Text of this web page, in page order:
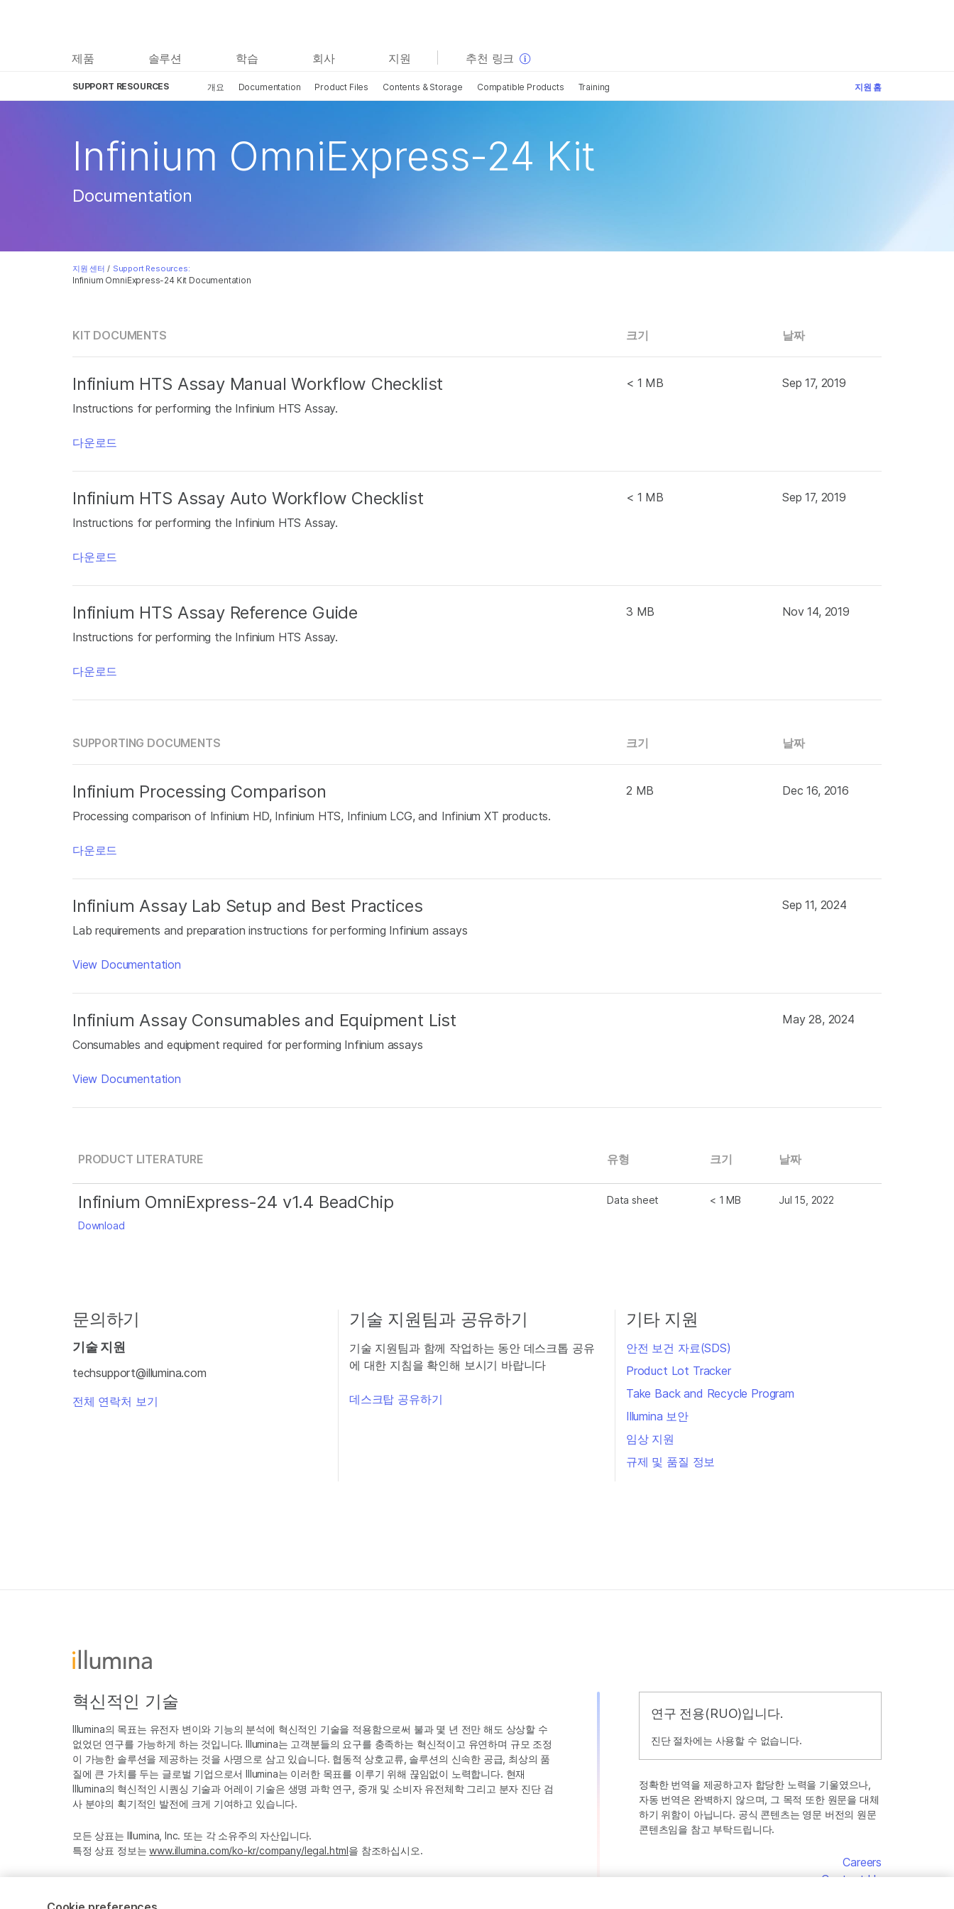
제품 솔루션 학습 회사 지원 추천 링크
SUPPORT RESOURCES 개요 Documentation Product Files Contents & Storage Compatible Products Training 지원 홈
Infinium OmniExpress-24 Kit Documentation
Infinium OmniExpress-24 Kit
Documentation
지원 센터 / Support Resources:
KIT DOCUMENTS 크기 날짜
Infinium HTS Assay Manual Workflow Checklist
Instructions for performing the Infinium HTS Assay.
다운로드
< 1 MB Sep 17, 2019
Infinium HTS Assay Auto Workflow Checklist
Instructions for performing the Infinium HTS Assay.
다운로드
< 1 MB Sep 17, 2019
Infinium HTS Assay Reference Guide
Instructions for performing the Infinium HTS Assay.
다운로드
3 MB Nov 14, 2019
SUPPORTING DOCUMENTS 크기 날짜
Infinium Processing Comparison
Processing comparison of Infinium HD, Infinium HTS, Infinium LCG, and Infinium XT products.
다운로드
2 MB Dec 16, 2016
Infinium Assay Lab Setup and Best Practices
Lab requirements and preparation instructions for performing Infinium assays
View Documentation
Sep 11, 2024
Infinium Assay Consumables and Equipment List
Consumables and equipment required for performing Infinium assays
View Documentation
May 28, 2024
PRODUCT LITERATURE 유형 크기 날짜
Infinium OmniExpress-24 v1.4 BeadChip
Download
Data sheet < 1 MB Jul 15, 2022
문의하기
기술 지원
techsupport@illumina.com
전체 연락처 보기
기술 지원팀과 공유하기
기술 지원팀과 함께 작업하는 동안 데스크톱 공유
에 대한 지침을 확인해 보시기 바랍니다
데스크탑 공유하기
기타 지원
안전 보건 자료(SDS)
Product Lot Tracker
Take Back and Recycle Program
Illumina 보안
임상 지원
규제 및 품질 정보
연구 전용(RUO)입니다.
진단 절차에는 사용할 수 없습니다.
정확한 번역을 제공하고자 합당한 노력을 기울였으나,
자동 번역은 완벽하지 않으며, 그 목적 또한 원문을 대체
하기 위함이 아닙니다. 공식 콘텐츠는 영문 버전의 원문
콘텐츠임을 참고 부탁드립니다.
혁신적인 기술
Illumina의 목표는 유전자 변이와 기능의 분석에 혁신적인 기술을 적용함으로써 불과 몇 년 전만 해도 상상할 수
없었던 연구를 가능하게 하는 것입니다. Illumina는 고객분들의 요구를 충족하는 혁신적이고 유연하며 규모 조정
이 가능한 솔루션을 제공하는 것을 사명으로 삼고 있습니다. 협동적 상호교류, 솔루션의 신속한 공급, 최상의 품
질에 큰 가치를 두는 글로벌 기업으로서 Illumina는 이러한 목표를 이루기 위해 끊임없이 노력합니다. 현재
Illumina의 혁신적인 시퀀싱 기술과 어레이 기술은 생명 과학 연구, 중개 및 소비자 유전체학 그리고 분자 진단 검
사 분야의 획기적인 발전에 크게 기여하고 있습니다.
모든 상표는 Illumina, Inc. 또는 각 소유주의 자산입니다.
특정 상표 정보는www.illumina.com/ko-kr/company/legal.html을 참조하십시오.
Careers
Contact Us
보다 관련성이 높은 콘텐츠를 확인하실 수 있습니다. 주요
관심 분야를 선택해 주세요:
암 연구
복합 질환 연구
임상 종양학 연구